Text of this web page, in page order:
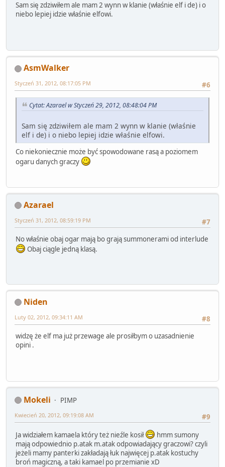
Sam się zdziwiłem ale mam 2 wynn w klanie (właśnie elf i de) i o
niebo lepiej idzie właśnie elfowi.
AsmWalker
#6
Styczeń 31, 2012, 08:17:05 PM
Cytat: Azarael w Styczeń 29, 2012, 08:48:04 PM
Sam się zdziwiłem ale mam 2 wynn w klanie (właśnie
elf i de) i o niebo lepiej idzie właśnie elfowi.
Co niekoniecznie może być spowodowane rasą a poziomem
ogaru danych graczy
Azarael
#7
Styczeń 31, 2012, 08:59:19 PM
No właśnie obaj ogar mają bo grają summonerami od interlude
Obaj ciągle jedną klasą.
Niden
#8
Luty 02, 2012, 09:34:11 AM
widzę że elf ma już przewage ale prosiłbym o uzasadnienie
opini .
Mokeli
PIMP
#9
Kwiecień 20, 2012, 09:19:08 AM
Ja widziałem kamaela który też nieźle kosił
hmm sumony
mają odpowiednio p.atak m.atak odpowiadający graczowi? czyli
jeżeli mamy panterki zakładają łuk najwięcej p.atak kostuchy
broń magiczną, a taki kamael po przemianie xD